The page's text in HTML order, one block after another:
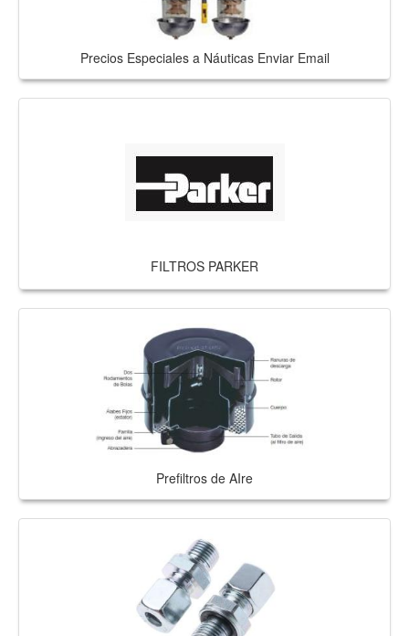
Precios Especiales a Náuticas Enviar Email
FILTROS PARKER
Prefiltros de AIre